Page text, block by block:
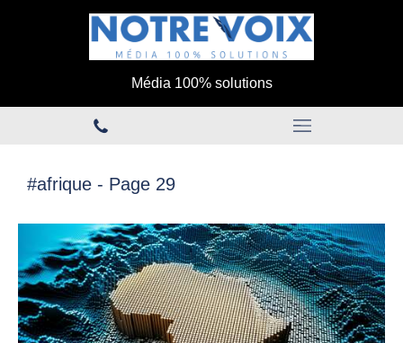
Média 100% solutions
#afrique - Page 29